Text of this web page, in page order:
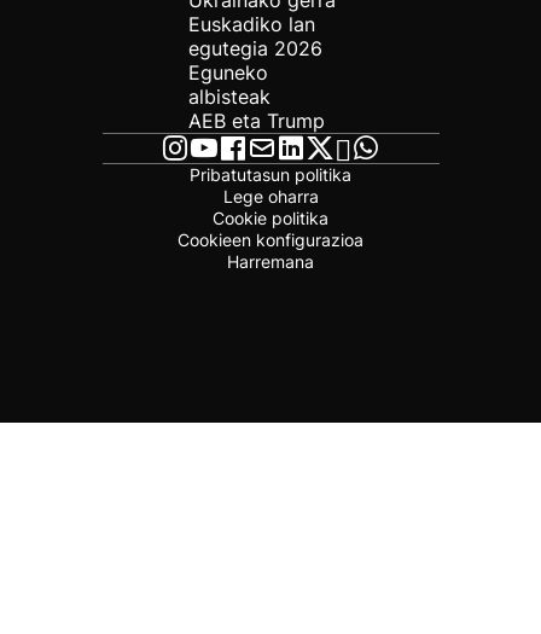
Euskadiko lan
egutegia 2026
Eguneko
albisteak
AEB eta Trump
Pribatutasun politika
Lege oharra
Cookie politika
Cookieen konfigurazioa
Harremana